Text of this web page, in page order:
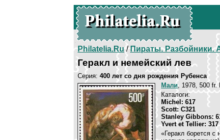
Philatelia.Ru/Пираты. Разбойники.
Геракл и немейский лев
Серия: 400 лет со дня рождения Рубенса
Мали, 1978, 500 fr.
Каталоги:
Michel: 617
Scott: C321
Stanley Gibbons:
Yvert et Tellier:
«Геракл борется